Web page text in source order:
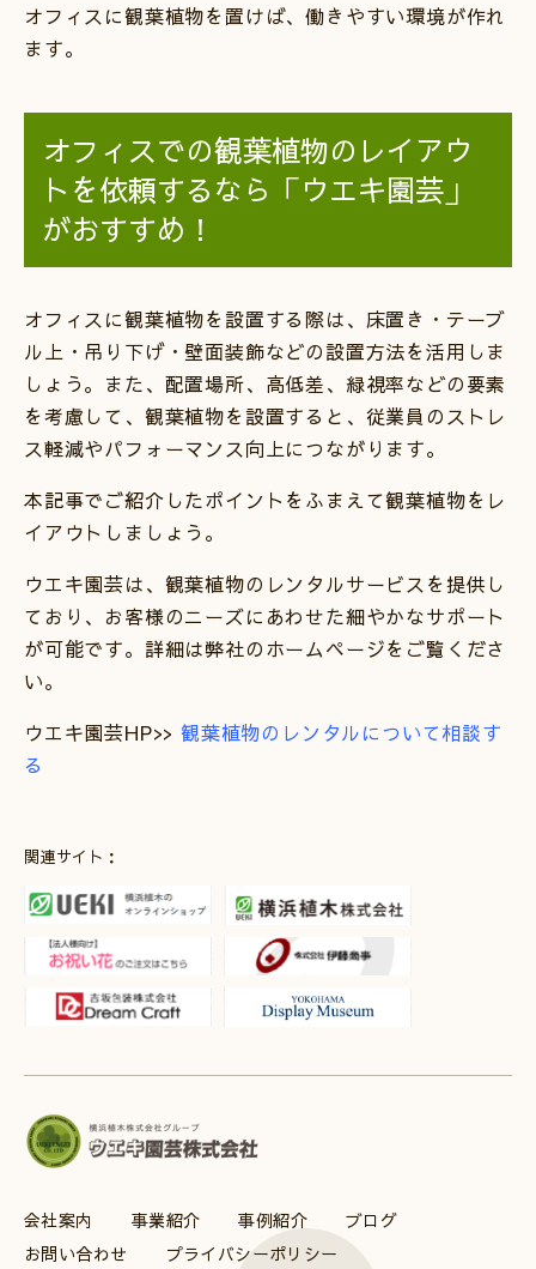
オフィスに観葉植物を置けば、働きやすい環境が作れ
ます。
オフィスでの観葉植物のレイアウ
トを依頼するなら「ウエキ園芸」
がおすすめ！
オフィスに観葉植物を設置する際は、床置き・テーブ
ル上・吊り下げ・壁面装飾などの設置方法を活用しま
しょう。また、配置場所、高低差、緑視率などの要素
を考慮して、観葉植物を設置すると、従業員のストレ
ス軽減やパフォーマンス向上につながります。
本記事でご紹介したポイントをふまえて観葉植物をレ
イアウトしましょう。
ウエキ園芸は、観葉植物のレンタルサービスを提供し
ており、お客様のニーズにあわせた細やかなサポート
が可能です。詳細は弊社のホームページをご覧くださ
い。
ウエキ園芸HP>> 観葉植物のレンタルについて相談す
る
関連サイト：
会社案内 事業紹介 事例紹介
ブログ
お問い合わせ
プライバシーポリシー